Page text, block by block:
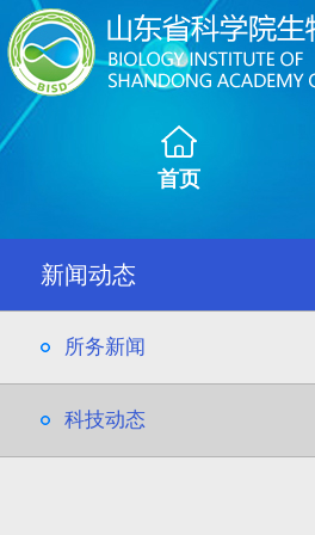
首页
新闻动态
所务新闻
科技动态